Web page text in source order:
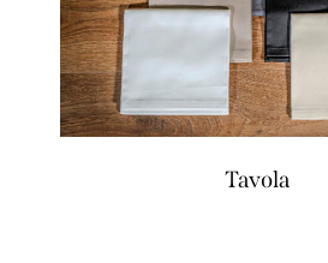
Tavola